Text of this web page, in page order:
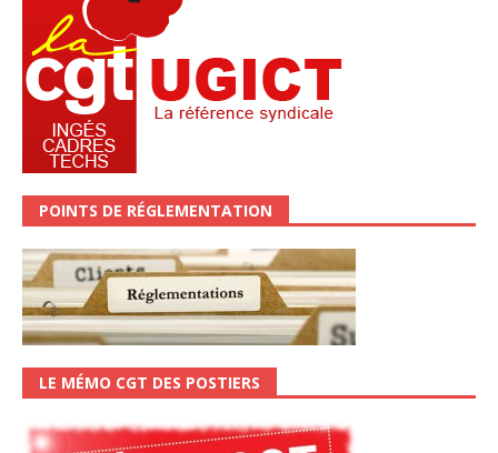
POINTS DE RÉGLEMENTATION
LE MÉMO CGT DES POSTIERS